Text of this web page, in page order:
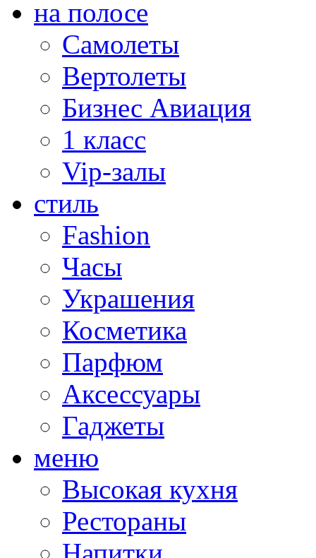
на полосе
Самолеты
Вертолеты
Бизнес Авиация
1 класс
Vip-залы
стиль
Fashion
Часы
Украшения
Косметика
Парфюм
Аксессуары
Гаджеты
меню
Высокая кухня
Рестораны